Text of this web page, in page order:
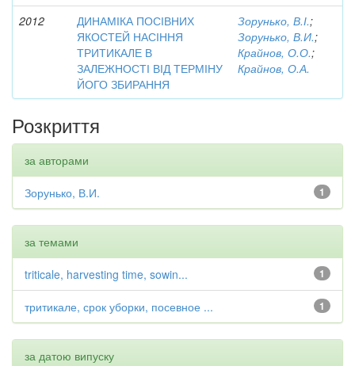
2012
ДИНАМІКА ПОСІВНИХ
ЯКОСТЕЙ НАСІННЯ
ТРИТИКАЛЕ В
ЗАЛЕЖНОСТІ ВІД ТЕРМІНУ
ЙОГО ЗБИРАННЯ
Зорунько, В.І.;
Зорунько, В.И.;
Крайнов, О.О.;
Крайнов, О.А.
Розкриття
за авторами
1
Зорунько, В.И.
за темами
1
triticale, harvesting time, sowin...
1
тритикале, срок уборки, посевное ...
за датою випуску